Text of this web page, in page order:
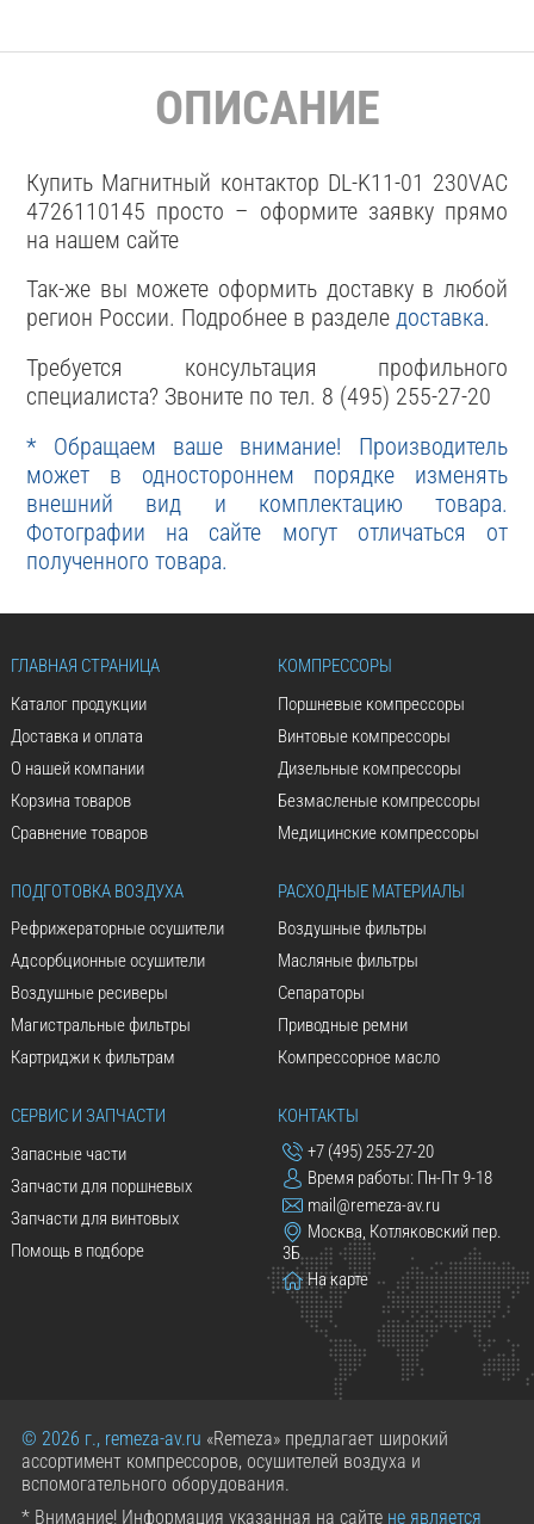
ОПИСАНИЕ
Купить Магнитный контактор DL-K11-01 230VАС
4726110145 просто – оформите заявку прямо
на нашем сайте
Так-же вы можете оформить доставку в любой
регион России. Подробнее в разделедоставка.
Требуется консультация профильного
специалиста? Звоните по тел. 8 (495) 255-27-20
* Обращаем ваше внимание! Производитель
может в одностороннем порядке изменять
внешний вид и комплектацию товара.
Фотографии на сайте могут отличаться от
полученного товара.
ГЛАВНАЯ СТРАНИЦА
Каталог продукции
Доставка и оплата
О нашей компании
Корзина товаров
Сравнение товаров
КОМПРЕССОРЫ
Поршневые компрессоры
Винтовые компрессоры
Дизельные компрессоры
Безмасленые компрессоры
Медицинские компрессоры
ПОДГОТОВКА ВОЗДУХА
Рефрижераторные осушители
Адсорбционные осушители
Воздушные ресиверы
Магистральные фильтры
Картриджи к фильтрам
РАСХОДНЫЕ МАТЕРИАЛЫ
Воздушные фильтры
Масляные фильтры
Сепараторы
Приводные ремни
Компрессорное масло
СЕРВИС И ЗАПЧАСТИ
Запасные части
Запчасти для поршневых
Запчасти для винтовых
Помощь в подборе
КОНТАКТЫ
+7 (495) 255-27-20
Время работы: Пн-Пт 9-18
mail@remeza-av.ru
Москва, Котляковский пер.
3Б
На карте
© 2026 г., remeza-av.ru «Remeza» предлагает широкий
ассортимент компрессоров, осушителей воздуха и
вспомогательного оборудования.
* Внимание! Информация указанная на сайте не является